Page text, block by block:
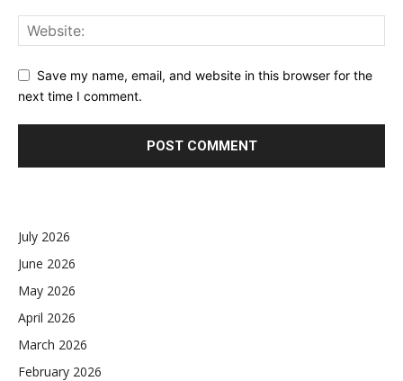
Save my name, email, and website in this browser for the
next time I comment.
July 2026
June 2026
May 2026
April 2026
March 2026
February 2026